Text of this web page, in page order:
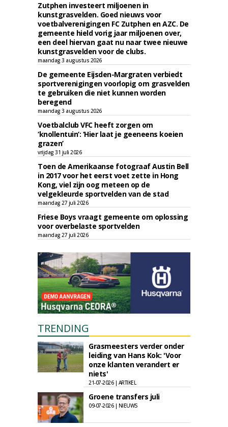
Zutphen investeert miljoenen in
kunstgrasvelden. Goed nieuws voor
voetbalverenigingen FC Zutphen en AZC. De
gemeente hield vorig jaar miljoenen over,
een deel hiervan gaat nu naar twee nieuwe
kunstgrasvelden voor de clubs.
maandag 3 augustus 2026
De gemeente Eijsden-Margraten verbiedt
sportverenigingen voorlopig om grasvelden
te gebruiken die niet kunnen worden
beregend
maandag 3 augustus 2026
Voetbalclub VFC heeft zorgen om
‘knollentuin’: ‘Hier laat je geeneens koeien
grazen’
vrijdag 31 juli 2026
Toen de Amerikaanse fotograaf Austin Bell
in 2017 voor het eerst voet zette in Hong
Kong, viel zijn oog meteen op de
velgekleurde sportvelden van de stad
maandag 27 juli 2026
Friese Boys vraagt gemeente om oplossing
voor overbelaste sportvelden
maandag 27 juli 2026
TRENDING
Grasmeesters verder onder
leiding van Hans Kok: 'Voor
onze klanten verandert er
niets'
21-07-2026 | ARTIKEL
Groene transfers juli
09-07-2026 | NIEUWS